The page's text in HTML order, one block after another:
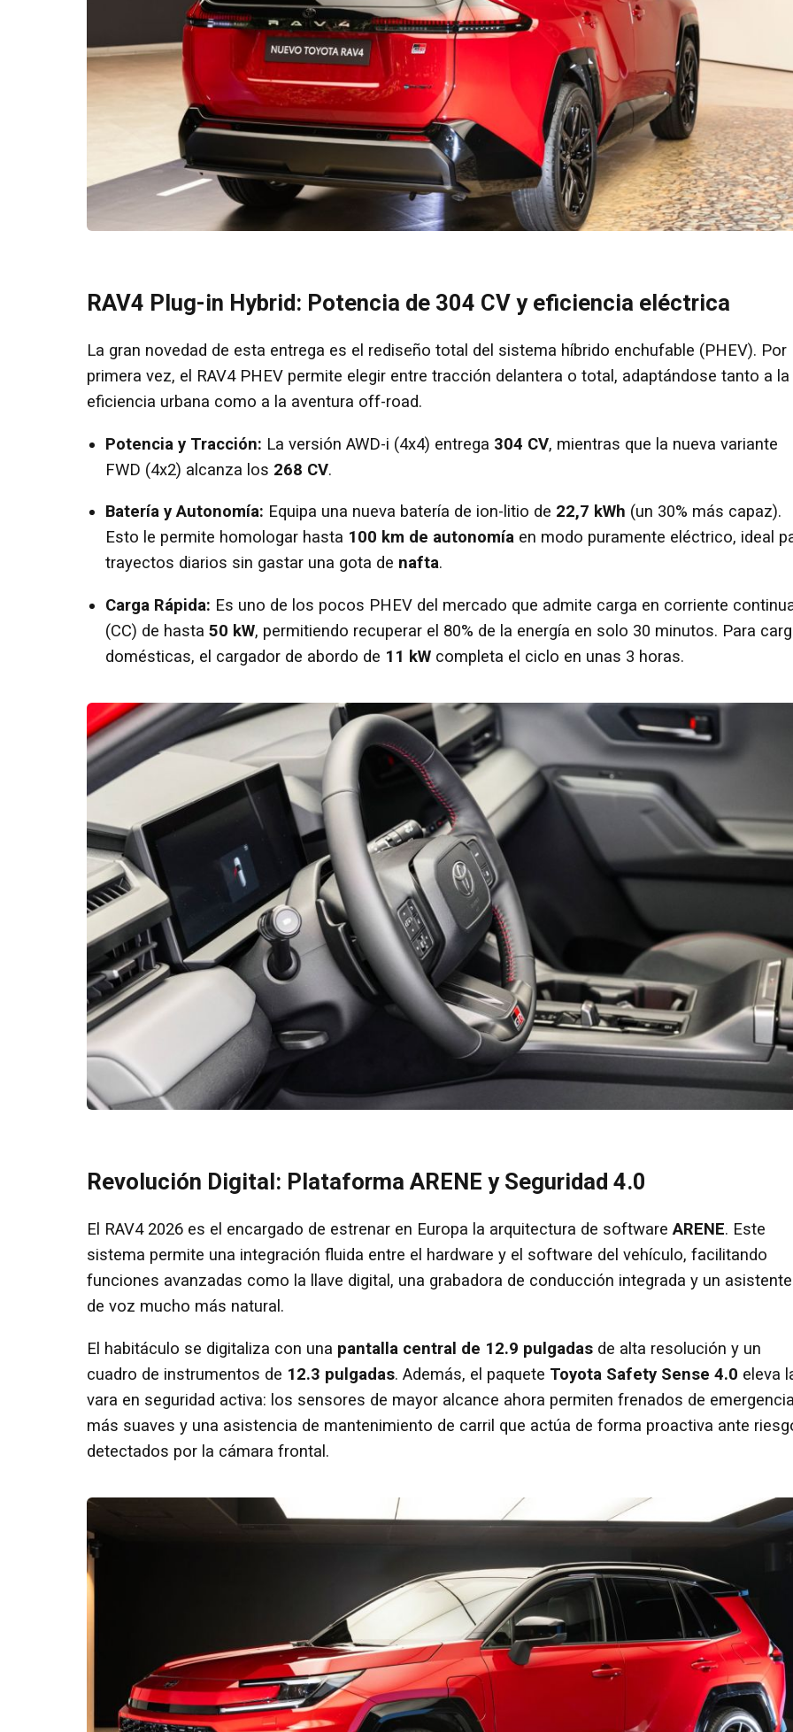
RAV4 Plug-in Hybrid: Potencia de 304 CV y eficiencia eléctrica
La gran novedad de esta entrega es el rediseño total del sistema híbrido enchufable (PHEV). Por
primera vez, el RAV4 PHEV permite elegir entre tracción delantera o total, adaptándose tanto a la
eficiencia urbana como a la aventura off-road.
Potencia y Tracción: La versión AWD-i (4x4) entrega 304 CV, mientras que la nueva variante
FWD (4x2) alcanza los 268 CV.
Batería y Autonomía: Equipa una nueva batería de ion-litio de 22,7 kWh (un 30% más capaz).
Esto le permite homologar hasta 100 km de autonomíaen modo puramente eléctrico, ideal
trayectos diarios sin gastar una gota de nafta.
Carga Rápida: Es uno de los pocos PHEV del mercado que admite carga en corriente
(CC) de hasta 50 kW, permitiendo recuperar el 80% de la energía en solo 30 minutos. Para
domésticas, el cargador de abordo de 11 kWcompleta el ciclo en unas 3 horas.
Revolución Digital: Plataforma ARENE y Seguridad 4.0
El RAV4 2026 es el encargado de estrenar en Europa la arquitectura de softwareARENE. Este
sistema permite una integración fluida entre el hardware y el software del vehículo, facilitando
funciones avanzadas como la llave digital, una grabadora de conducción integrada y un asistente
de voz mucho más natural.
El habitáculo se digitaliza con una pantalla central de 12.9 pulgadas de alta resolución y un
cuadro de instrumentos de 12.3 pulgadas. Además, el paquete Toyota Safety Sense 4.0 eleva
vara en seguridad activa: los sensores de mayor alcance ahora permiten frenados de
más suaves y una asistencia de mantenimiento de carril que actúa de forma proactiva ante
detectados por la cámara frontal.